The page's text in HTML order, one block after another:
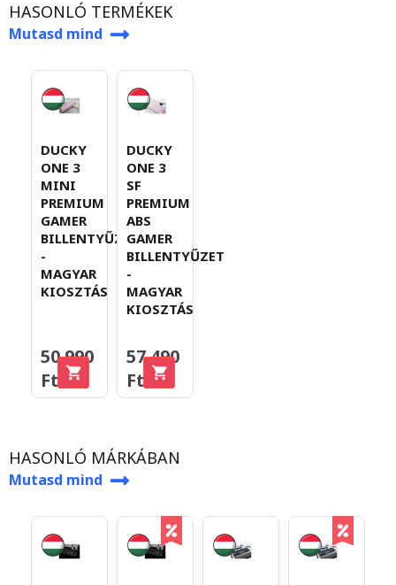
HASONLÓ TERMÉKEK
Mutasd mind
DUCKY
ONE 3
MINI
PREMIUM
GAMER
BILLENTYŰZET
-
MAGYAR
KIOSZTÁS
50.990
Ft
DUCKY
ONE 3
SF
PREMIUM
ABS
GAMER
BILLENTYŰZET
-
MAGYAR
KIOSZTÁS
57.490
Ft
HASONLÓ MÁRKÁBAN
Mutasd mind